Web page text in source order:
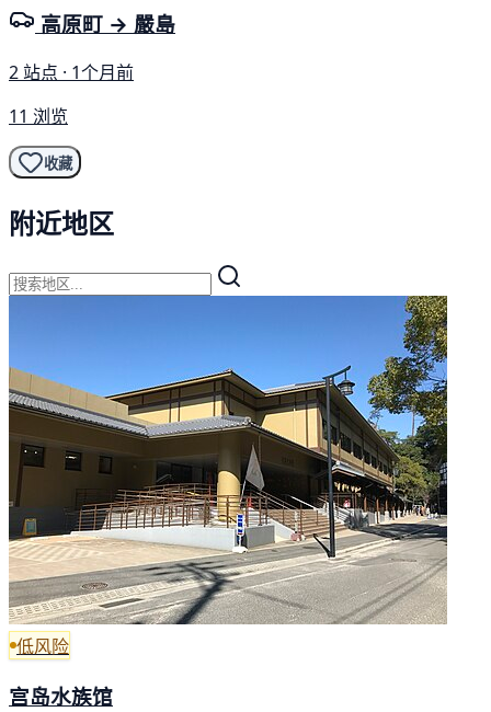
高原町 → 嚴島
2 站点 · 1个月前
11 浏览
收藏
附近地区
低风险
宫岛水族馆